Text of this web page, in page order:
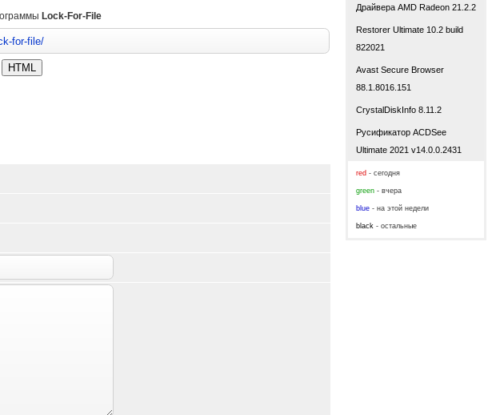
Lock-For-File
Драйвера AMD Radeon 21.2.2
Restorer Ultimate 10.2 build
822021
Avast Secure Browser
88.1.8016.151
CrystalDiskInfo 8.11.2
Русификатор ACDSee
Ultimate 2021 v14.0.0.2431
red - сегодня
green - вчера
blue - на этой недели
black - остальные